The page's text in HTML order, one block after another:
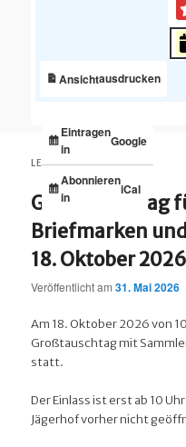
Eintragen
in
Google
Abonnieren
in
iCal
Ansichtausdrucken
LETZTE BEITRÄGE
Großtauschtag
Briefmarken
18. Oktober 2026
Veröffentlicht am31. Mai 2026
Am 18. Oktober 2026 von
Großtauschtag mit
statt.
Der Einlass ist erst ab 10
Jägerhof vorher nicht